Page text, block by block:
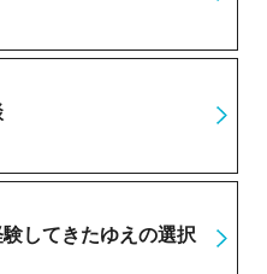
してきたゆえの選択